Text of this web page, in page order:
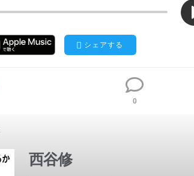
シェアする
0
西谷修